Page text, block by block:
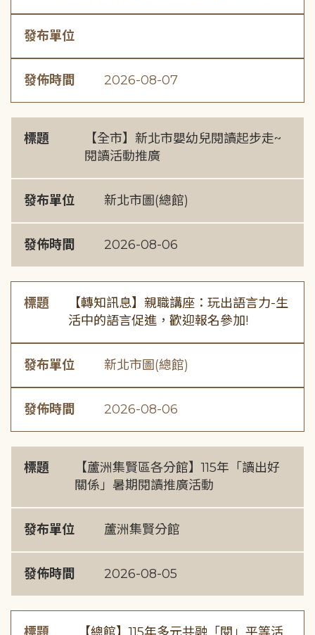
發布單位
發佈時間 2026-08-07
標題
【全市】新北市嬰幼兒閱讀起步走~
閱讀活動推廣
發布單位 新北市圖(總館)
發佈時間 2026-08-06
標題
【轉知訊息】親職講座：玩出語言力-生
活中的語言促進，歡迎報名參加!
發布單位 新北市圖(總館)
發佈時間 2026-08-06
標題
【蘆洲集賢區各分館】115年「讀出好
關係」暑期閱讀推廣活動
發布單位 蘆洲集賢分館
發佈時間 2026-08-05